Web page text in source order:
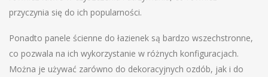
przyczynia się do ich popularności.
Ponadto panele ścienne do łazienek są bardzo wszechstronne,
co pozwala na ich wykorzystanie w różnych konfiguracjach.
Można je używać zarówno do dekoracyjnych ozdób, jak i do